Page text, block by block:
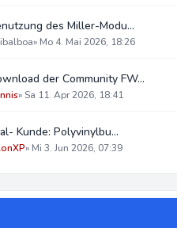
des Miller-Modu…
» Mo 4. Mai 2026, 18:26
der Community FW…
»Sa 11. Apr 2026, 18:41
Kunde: Polyvinylbu…
» Mi 3. Jun 2026, 07:39